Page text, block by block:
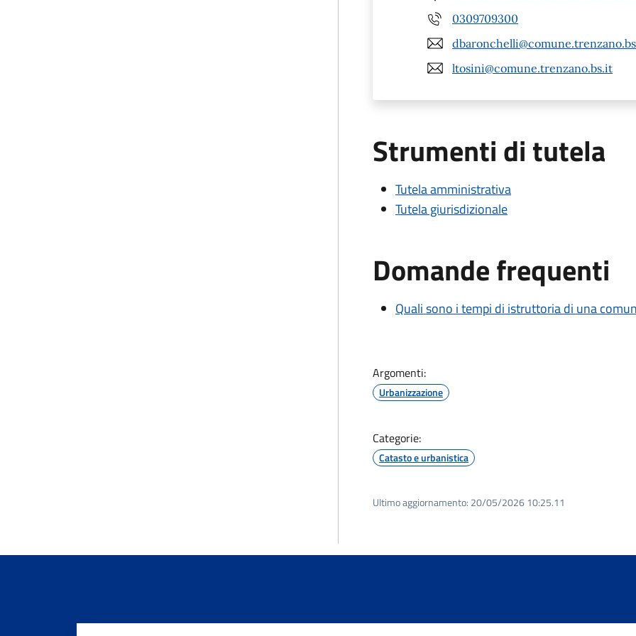
0309709300
ltosini@comune.trenzano.bs.it
Strumenti di tutela
Tutela amministrativa
Tutela giurisdizionale
Domande frequenti
Quali sono i tempi di istruttoria di una
Argomenti:
Urbanizzazione
Categorie:
Catasto e urbanistica
Ultimo aggiornamento: 20/05/2026 10:25.11